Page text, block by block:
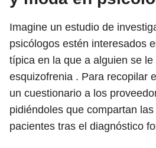
Imagine un estudio de
psicólogos estén interesados
típica en la que a alguien se
esquizofrenia . Para recopilar
un cuestionario a los
pidiéndoles que compartan
pacientes tras el diagnóstico